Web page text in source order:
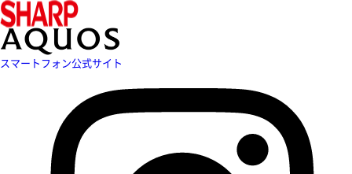
スマートフォン公式サイト